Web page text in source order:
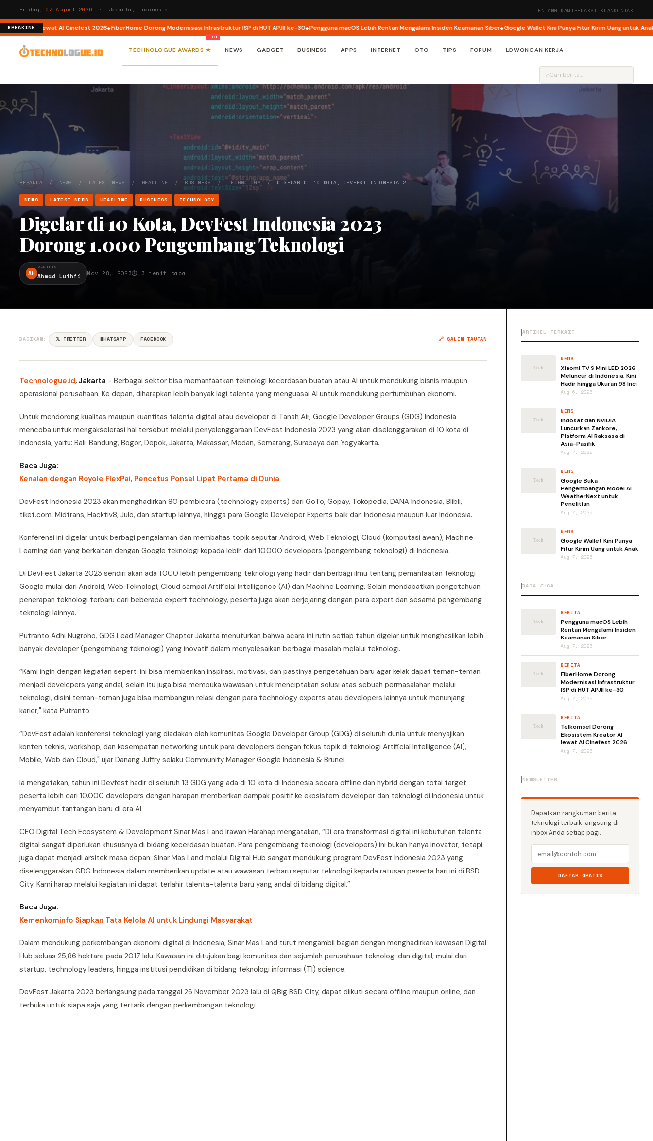
Friday,07 August 2026 · Jakarta, Indonesia TENTANG KAMIREDAKSIIKLANKONTAK
BREAKING
AI lewat AI Cinefest 2026 FiberHome Dorong Modernisasi Infrastruktur ISP di HUT APJII ke-30 Pengguna macOS Lebih Rentan Mengalami Insiden Keamanan Siber Google Wallet Kini Punya Fitur Kirim Uang untuk Anak
TECHNOLOGUE AWARDS ★ NEWS GADGET BUSINESS APPS INTERNET OTO TIPS FORUM LOWONGAN KERJA
⌕
BERANDA / NEWS / LATEST NEWS / HEADLINE /BUSINESS / TECHNOLOGY/DIGELAR DI 10 KOTA, DEVFEST INDONESIA 2…
NEWS LATEST NEWS HEADLINE BUSINESS TECHNOLOGY
Digelar di 10 Kota, DevFest Indonesia 2023
Dorong 1.000 Pengembang Teknologi
AH
PENULIS
Ahmad Luthfi Nov 28, 2023⏱ 3 menit baca
BAGIKAN: 𝕏 TWITTER WHATSAPP FACEBOOK 🔗 SALIN TAUTAN
Technologue.id, Jakarta - Berbagai sektor bisa memanfaatkan teknologi kecerdasan buatan atau AI untuk mendukung bisnis maupun
operasional perusahaan. Ke depan, diharapkan lebih banyak lagi talenta yang menguasai AI untuk mendukung pertumbuhan ekonomi.
Untuk mendorong kualitas maupun kuantitas talenta digital atau developer di Tanah Air, Google Developer Groups (GDG) Indonesia
mencoba untuk mengakselerasi hal tersebut melalui penyelenggaraan DevFest Indonesia 2023 yang akan diselenggarakan di 10 kota di
Indonesia, yaitu: Bali, Bandung, Bogor, Depok, Jakarta, Makassar, Medan, Semarang, Surabaya dan Yogyakarta.
Baca Juga:
Kenalan dengan Royole FlexPai, Pencetus Ponsel Lipat Pertama di Dunia
DevFest Indonesia 2023 akan menghadirkan 80 pembicara (technology experts) dari GoTo, Gopay, Tokopedia, DANA Indonesia, Blibli,
tiket.com, Midtrans, Hacktiv8, Julo, dan startup lainnya, hingga para Google Developer Experts baik dari Indonesia maupun luar Indonesia.
Konferensi ini digelar untuk berbagi pengalaman dan membahas topik seputar Android, Web Teknologi, Cloud (komputasi awan), Machine
Learning dan yang berkaitan dengan Google teknologi kepada lebih dari 10.000 developers (pengembang teknologi) di Indonesia.
Di DevFest Jakarta 2023 sendiri akan ada 1.000 lebih pengembang teknologi yang hadir dan berbagi ilmu tentang pemanfaatan teknologi
Google mulai dari Android, Web Teknologi, Cloud sampai Artificial Intelligence (AI) dan Machine Learning. Selain mendapatkan pengetahuan
penerapan teknologi terbaru dari beberapa expert technology, peserta juga akan berjejaring dengan para expert dan sesama pengembang
teknologi lainnya.
Putranto Adhi Nugroho, GDG Lead Manager Chapter Jakarta menuturkan bahwa acara ini rutin setiap tahun digelar untuk menghasilkan lebih
banyak developer (pengembang teknologi) yang inovatif dalam menyelesaikan berbagai masalah melalui teknologi.
“Kami ingin dengan kegiatan seperti ini bisa memberikan inspirasi, motivasi, dan pastinya pengetahuan baru agar kelak dapat teman-teman
menjadi developers yang andal, selain itu juga bisa membuka wawasan untuk menciptakan solusi atas sebuah permasalahan melalui
teknologi, disini teman-teman juga bisa membangun relasi dengan para technology experts atau developers lainnya untuk menunjang
karier," kata Putranto.
“DevFest adalah konferensi teknologi yang diadakan oleh komunitas Google Developer Group (GDG) di seluruh dunia untuk menyajikan
konten teknis, workshop, dan kesempatan networking untuk para developers dengan fokus topik di teknologi Artificial Intelligence (AI),
Mobile, Web dan Cloud," ujar Danang Juffry selaku Community Manager Google Indonesia & Brunei.
Ia mengatakan, tahun ini Devfest hadir di seluruh 13 GDG yang ada di 10 kota di Indonesia secara offline dan hybrid dengan total target
peserta lebih dari 10.000 developers dengan harapan memberikan dampak positif ke ekosistem developer dan teknologi di Indonesia untuk
menyambut tantangan baru di era AI.
CEO Digital Tech Ecosystem & Development Sinar Mas Land Irawan Harahap mengatakan, “Di era transformasi digital ini kebutuhan talenta
digital sangat diperlukan khususnya di bidang kecerdasan buatan. Para pengembang teknologi (developers) ini bukan hanya inovator, tetapi
juga dapat menjadi arsitek masa depan. Sinar Mas Land melalui Digital Hub sangat mendukung program DevFest Indonesia 2023 yang
diselenggarakan GDG Indonesia dalam memberikan update atau wawasan terbaru seputar teknologi kepada ratusan peserta hari ini di BSD
City. Kami harap melalui kegiatan ini dapat terlahir talenta-talenta baru yang andal di bidang digital.”
Baca Juga:
Kemenkominfo Siapkan Tata Kelola AI untuk Lindungi Masyarakat
Dalam mendukung perkembangan ekonomi digital di Indonesia, Sinar Mas Land turut mengambil bagian dengan menghadirkan kawasan Digital
Hub seluas 25,86 hektare pada 2017 lalu. Kawasan ini ditujukan bagi komunitas dan sejumlah perusahaan teknologi dan digital, mulai dari
startup, technology leaders, hingga institusi pendidikan di bidang teknologi informasi (TI) science.
DevFest Jakarta 2023 berlangsung pada tanggal 26 November 2023 lalu di QBig BSD City, dapat diikuti secara offline maupun online, dan
terbuka untuk siapa saja yang tertarik dengan perkembangan teknologi.
ARTIKEL TERKAIT
NEWS
Xiaomi TV S Mini LED 2026
Meluncur di Indonesia, Kini
Hadir hingga Ukuran 98 Inci
Aug 6, 2026
NEWS
Indosat dan NVIDIA
Luncurkan Zankore,
Platform AI Raksasa di
Asia-Pasifik
Aug 7, 2026
NEWS
Google Buka
Pengembangan Model AI
WeatherNext untuk
Penelitian
Aug 7, 2026
NEWS
Google Wallet Kini Punya
Fitur Kirim Uang untuk Anak
Aug 7, 2026
BACA JUGA
BERITA
Pengguna macOS Lebih
Rentan Mengalami Insiden
Keamanan Siber
Aug 7, 2026
BERITA
FiberHome Dorong
Modernisasi Infrastruktur
ISP di HUT APJII ke-30
Aug 7, 2026
BERITA
Telkomsel Dorong
Ekosistem Kreator AI
lewat AI Cinefest 2026
Aug 7, 2026
NEWSLETTER
Dapatkan rangkuman berita
teknologi terbaik langsung di
inbox Anda setiap pagi.
DAFTAR GRATIS